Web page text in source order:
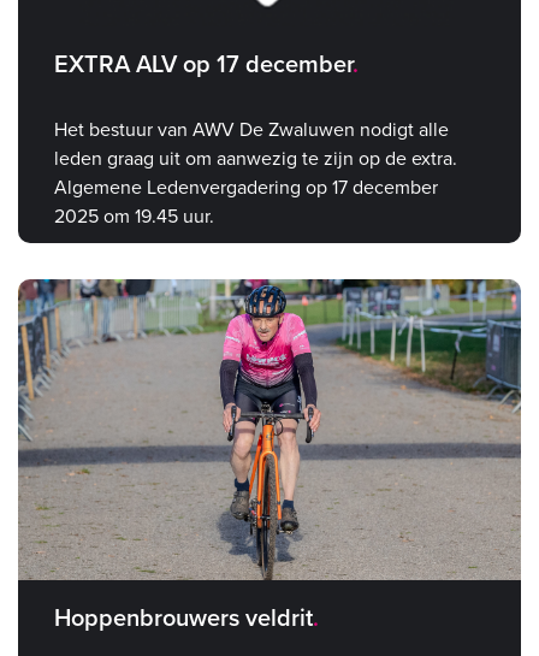
EXTRA ALV op 17 december
Het bestuur van AWV De Zwaluwen nodigt alle
leden graag uit om aanwezig te zijn op de extra.
Algemene Ledenvergadering op 17 december
2025 om 19.45 uur.
Hoppenbrouwers veldrit